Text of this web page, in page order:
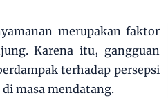
merupakan faktor
Karena itu, gangguan
terhadap persepsi
masa mendatang.